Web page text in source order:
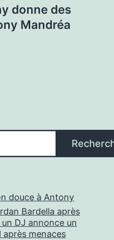
donne des
Mandréa
douce à Antony
Bardella après
un DJ annonce un
menaces